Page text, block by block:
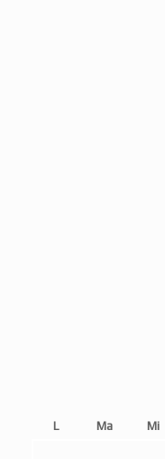
L
Ma Mi